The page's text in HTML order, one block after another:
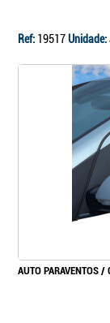
Ref: 19517Unidade:
AUTO PARAVENTOS